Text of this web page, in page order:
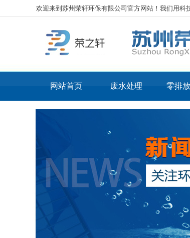
欢迎来到苏州荣轩环保有限公司官方网站！我们用科
网站首页 废水处理
工业废水处理
电镀废水处理
表面处理废水处理
光伏废水处理
线路板废水处理
机械加工废水处理
零排